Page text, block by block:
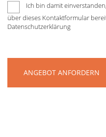
Ich bin damit
über dieses Kontaktformular
Datenschutzerklärung
ANGEBOT ANFORDERN